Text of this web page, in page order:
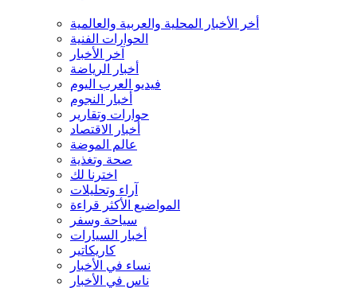
أخر الأخبار المحلية والعربية والعالمية
الحوارات الفنية
آخر الأخبار
أخبار الرياضة
فيديو العرب اليوم
أخبار النجوم
حوارات وتقارير
أخبار الاقتصاد
عالم الموضة
صحة وتغذية
اخترنا لك
آراء وتحليلات
المواضيع الأكثر قراءة
سياحة وسفر
أخبار السيارات
كاريكاتير
نساء في الأخبار
ناس في الأخبار